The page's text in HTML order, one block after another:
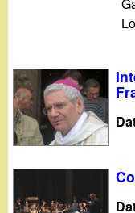
i
n
o
.